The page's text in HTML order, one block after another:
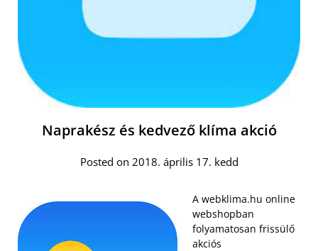
Naprakész és kedvező klíma akció
Posted on 2018. április 17. kedd
A webklima.hu online
webshopban
folyamatosan frissülő
akciós